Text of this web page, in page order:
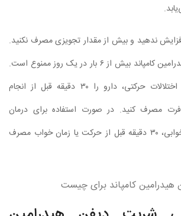
ندهید و بیش از مقدار تجویزی مصرف نکنید.
مصرف شربت دیفن هیدرامین کامپاند بیش از ۶ بار در یک روز ممنوع است.
برای جلوگیری از بروز اختلالات حرکتی، دارو را ۳۰ دقیقه قبل از انجام
مصرف کنید. در صورت استفاده برای درمان
اختلالات حرکتی یا بی‌خوابی، ۳۰ دقیقه قبل از حرکت یا زمان خواب مصرف